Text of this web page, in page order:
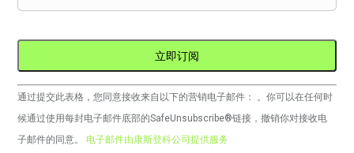
Constant
Contact
的
通过提交此表格，您同意接收来自以下的营销电子邮件： 。你可以在任何时
候通过使用每封电子邮件底部的SafeUnsubscribe®链接，撤销你对接收电
子邮件的同意。 电子邮件由康斯登科公司提供服务